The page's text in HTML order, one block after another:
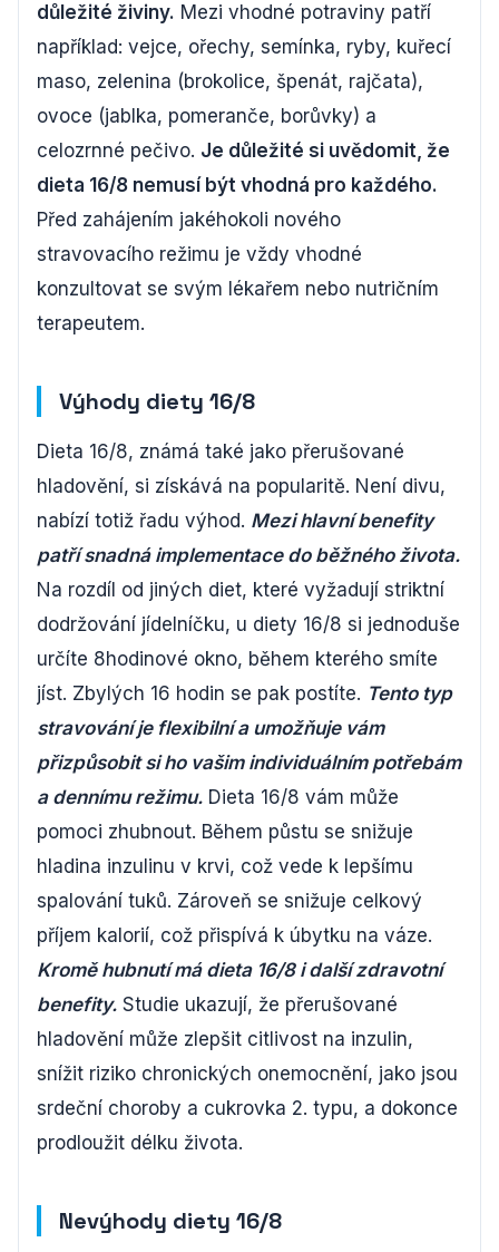
důležité živiny. Mezi vhodné potraviny patří
například: vejce, ořechy, semínka, ryby, kuřecí
maso, zelenina (brokolice, špenát, rajčata),
ovoce (jablka, pomeranče, borůvky) a
celozrnné pečivo. Je důležité si uvědomit, že
dieta 16/8 nemusí být vhodná pro každého.
Před zahájením jakéhokoli nového
stravovacího režimu je vždy vhodné
konzultovat se svým lékařem nebo nutričním
terapeutem.
Výhody diety 16/8
Dieta 16/8, známá také jako přerušované
hladovění, si získává na popularitě. Není divu,
nabízí totiž řadu výhod. Mezi hlavní benefity
patří snadná implementace do běžného života.
Na rozdíl od jiných diet, které vyžadují striktní
dodržování jídelníčku, u diety 16/8 si jednoduše
určíte 8hodinové okno, během kterého smíte
jíst. Zbylých 16 hodin se pak postíte. Tento typ
stravování je flexibilní a umožňuje vám
přizpůsobit si ho vašim individuálním potřebám
a dennímu režimu. Dieta 16/8 vám může
pomoci zhubnout. Během půstu se snižuje
hladina inzulinu v krvi, což vede k lepšímu
spalování tuků. Zároveň se snižuje celkový
příjem kalorií, což přispívá k úbytku na váze.
Kromě hubnutí má dieta 16/8 i další zdravotní
benefity. Studie ukazují, že přerušované
hladovění může zlepšit citlivost na inzulin,
snížit riziko chronických onemocnění, jako jsou
srdeční choroby a cukrovka 2. typu, a dokonce
prodloužit délku života.
Nevýhody diety 16/8